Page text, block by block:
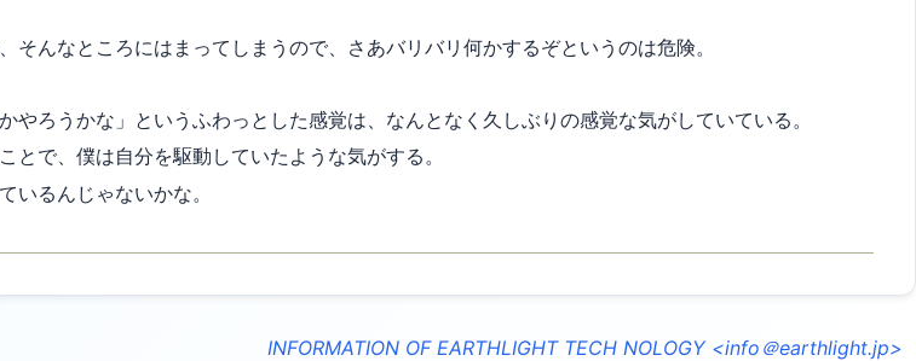
そんなところにはまってしまうので、さあバリバリ何かするぞというのは危険。
ろうかな」というふわっとした感覚は、なんとなく久しぶりの感覚な気がしていている。
で、僕は自分を駆動していたような気がする。
いるんじゃないかな。
INFORMATION OF EARTHLIGHT TECH NOLOGY <info＠earthlight.jp>